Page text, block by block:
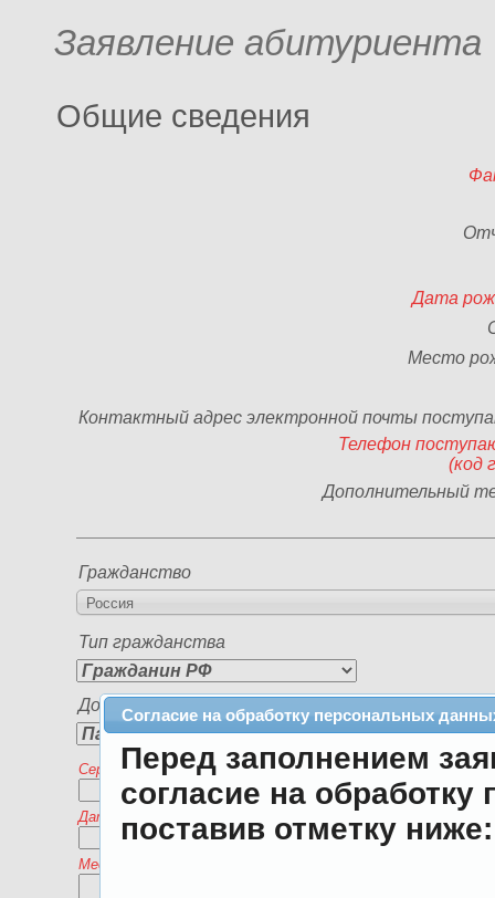
Заявление абитуриента
Общие сведения
Дата
Место
Контактный адрес электронной почты
Телефон
(код
Дополнительный
Гражданство
Россия
Тип гражданства
Документ, удостоверяющий личность
Серия* Номер*
Дата выдачи*
Место выдачи (ГУ МВД России по Челябинской области
Согласие на обработку персональных
Перед заполнением
согласие на
поставив отметку ниже: